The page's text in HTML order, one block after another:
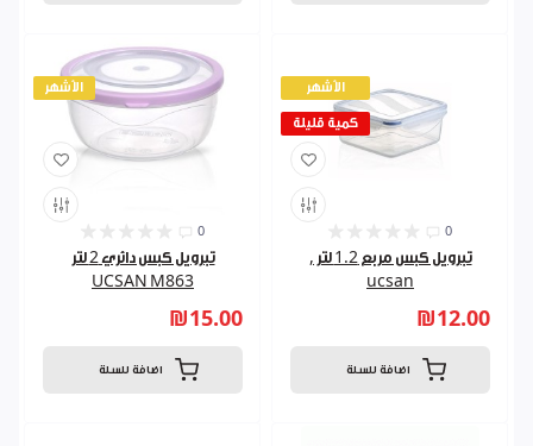
الأشهر
0
تبرويل كبس دائري 2 لتر
UCSAN M863
₪15.00
اضافة للسلة
الأشهر
كمية قليلة
0
تبرويل كبس مربع 1.2 لتر ,
ucsan
₪12.00
اضافة للسلة